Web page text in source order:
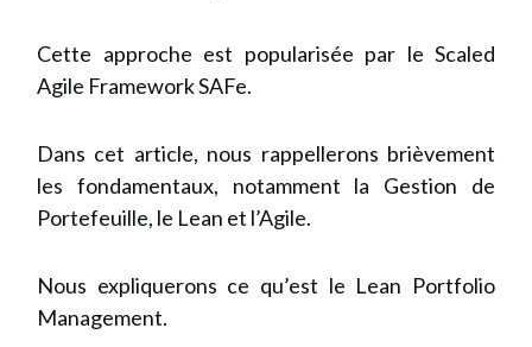
Cette approche est popularisée par le Scaled
Agile Framework SAFe.
Dans cet article, nous rappellerons brièvement
les fondamentaux, notamment la Gestion de
Portefeuille, le Lean et l’Agile.
Nous expliquerons ce qu’est le Lean Portfolio
Management.